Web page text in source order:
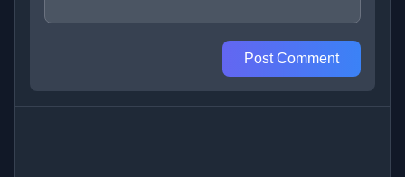
Post Comment